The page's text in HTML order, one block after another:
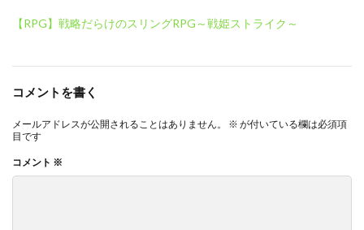
【RPG】戦略だらけのスリングRPG～戦姫ストライク～
コメントを書く
メールアドレスが公開されることはありません。 ※ が付いている欄は必須項
目です
コメント ※